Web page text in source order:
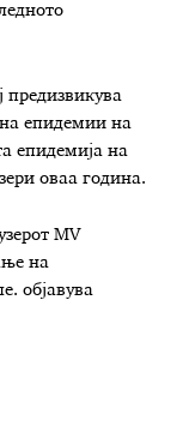
предизвикува
епидемии на
епидемија на
оваа година.
MV
на
објавува